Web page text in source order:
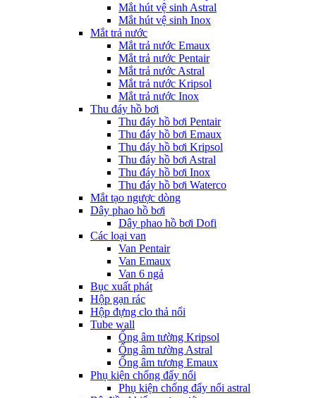
Mắt hút vệ sinh Astral
Mắt hút vệ sinh Inox
Mắt trả nước
Mắt trả nước Emaux
Mắt trả nước Pentair
Mắt trả nước Astral
Mắt trả nước Kripsol
Mắt trả nước Inox
Thu đáy hồ bơi
Thu đáy hồ bơi Pentair
Thu đáy hồ bơi Emaux
Thu đáy hồ bơi Kripsol
Thu đáy hồ bơi Astral
Thu đáy hồ bơi Inox
Thu đáy hồ bơi Waterco
Mắt tạo ngược dòng
Dây phao hồ bơi
Dây phao hồ bơi Dofi
Các loại van
Van Pentair
Van Emaux
Van 6 ngả
Bục xuất phát
Hộp gạn rác
Hộp đựng clo thả nổi
Tube wall
Ống âm tường Kripsol
Ống âm tường Astral
Ống âm tương Emaux
Phụ kiện chống đẩy nổi
Phụ kiện chống đẩy nổi astral